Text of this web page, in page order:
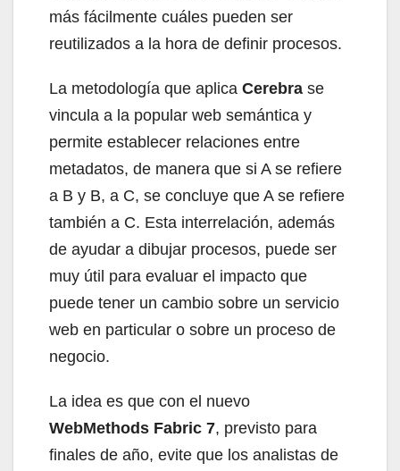
más fácilmente cuáles pueden ser
reutilizados a la hora de definir procesos.
La metodología que aplica Cerebra se
vincula a la popular web semántica y
permite establecer relaciones entre
metadatos, de manera que si A se refiere
a B y B, a C, se concluye que A se refiere
también a C. Esta interrelación, además
de ayudar a dibujar procesos, puede ser
muy útil para evaluar el impacto que
puede tener un cambio sobre un servicio
web en particular o sobre un proceso de
negocio.
La idea es que con el nuevo
WebMethods Fabric 7, previsto para
finales de año, evite que los analistas de